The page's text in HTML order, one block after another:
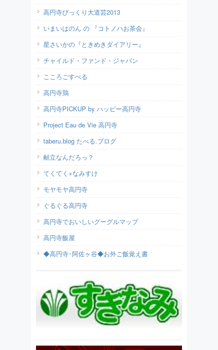
高円寺びっくり大道芸2013
いまいはのん の 『コトノハお茶会』
星さいかの『ときめきダイアリー』
チャイルド・ファンド・ジャパン
こころごすぺる
高円寺鶏
高円寺PICKUP by ハッピー高円寺
Project Eau de Vie 高円寺
taberu.blog たべる.ブログ
献立なんだろっ？
てくてく×なみすけ
モヤモヤ高円寺
ぐるぐる高円寺
高円寺でおいしいグーグルマップ
高円寺飯屋
◆高円寺･阿佐ヶ谷◆お外ご飯覚え書